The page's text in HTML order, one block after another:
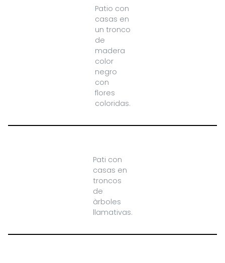
Patio con
casas en
un tronco
de
madera
color
negro
con
flores
coloridas.
Pati con
casas en
troncos
de
àrboles
llamativas.